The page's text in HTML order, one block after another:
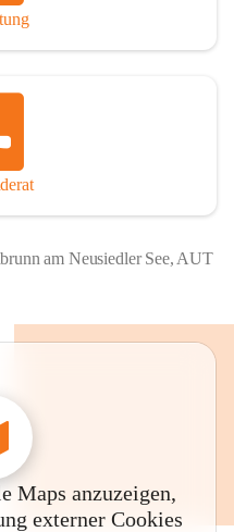
am Neusiedler See, AUT
Maps anzuzeigen,
externer Cookies